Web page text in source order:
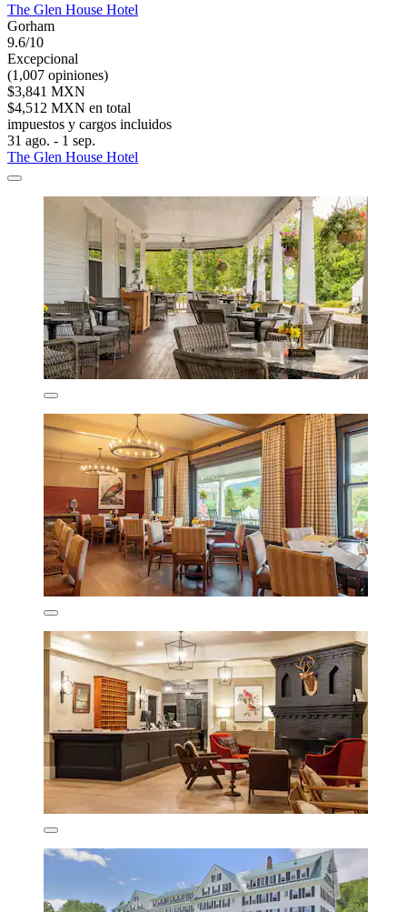
The Glen House Hotel
Gorham
9.6/10
Excepcional
(1,007 opiniones)
$3,841 MXN
$4,512 MXN en total
impuestos y cargos incluidos
31 ago. - 1 sep.
The Glen House Hotel